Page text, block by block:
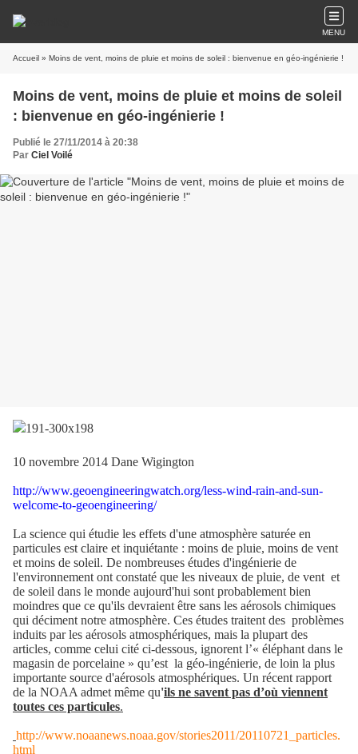
MENU
Accueil » Moins de vent, moins de pluie et moins de soleil : bienvenue en géo-ingénierie !
Moins de vent, moins de pluie et moins de soleil
: bienvenue en géo-ingénierie !
Publié le 27/11/2014 à 20:38
Par Ciel Voilé
10 novembre 2014 Dane Wigington
http://www.geoengineeringwatch.org/less-wind-rain-and-sun-
welcome-to-geoengineering/
La science qui étudie les effets d'une atmosphère saturée en
particules est claire et inquiétante : moins de pluie, moins de vent
et moins de soleil. De nombreuses études d'ingénierie de
l'environnement ont constaté que les niveaux de pluie, de vent et
de soleil dans le monde aujourd'hui sont probablement bien
moindres que ce qu'ils devraient être sans les aérosols chimiques
qui déciment notre atmosphère. Ces études traitent des problèmes
induits par les aérosols atmosphériques, mais la plupart des
articles, comme celui cité ci-dessous, ignorent l’« éléphant dans le
magasin de porcelaine » qu’est la géo-ingénierie, de loin la plus
importante source d'aérosols atmosphériques. Un récent rapport
de la NOAA admet même qu'ils ne savent pas d’où viennent
toutes ces particules.
http://www.noaanews.noaa.gov/stories2011/20110721_particles.
html